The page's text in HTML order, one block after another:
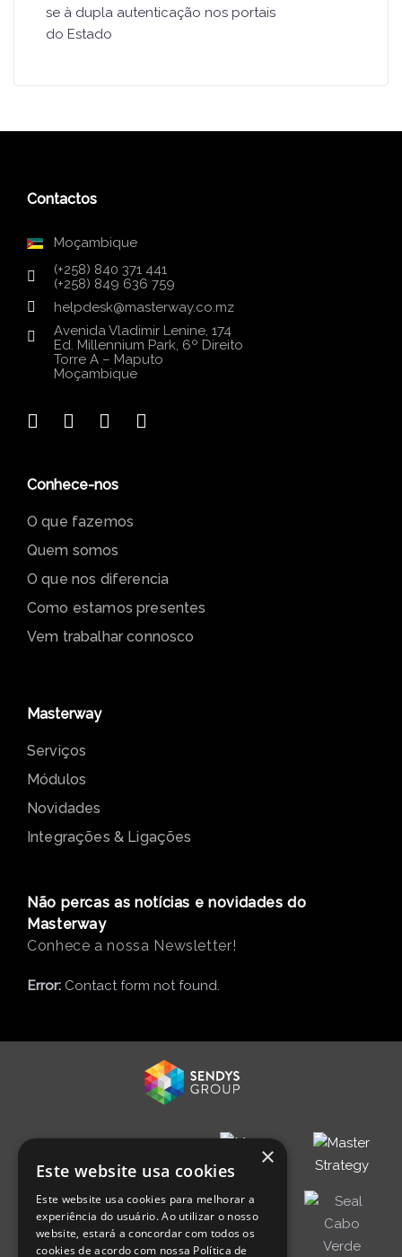
adaptar-se à dupla autenticação
nos portais do Estado
Contactos
Moçambique
(+258) 840 371 441
(+258) 849 636 759
helpdesk@masterway.co.mz
Avenida Vladimir Lenine, 174
Ed. Millennium Park, 6º Direito
Torre A – Maputo
Moçambique
Conhece-nos
O que fazemos
Quem somos
O que nos diferencia
Como estamos presentes
Vem trabalhar connosco
Masterway
Serviços
Módulos
Novidades
Integrações & Ligações
Não percas as notícias e novidades do
Masterway
Conhece a nossa Newsletter!
Error: Contact form not found.
×
Este website usa cookies
Este website usa cookies para melhorar a
experiência do usuário. Ao utilizar o nosso
website, estará a concordar com todos os
cookies de acordo com nossa Política de